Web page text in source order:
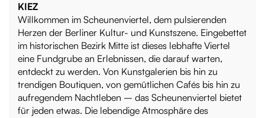
KIEZ
Willkommen im Scheunenviertel, dem pulsierenden
Herzen der Berliner Kultur- und Kunstszene. Eingebettet
im historischen Bezirk Mitte ist dieses lebhafte Viertel
eine Fundgrube an Erlebnissen, die darauf warten,
entdeckt zu werden. Von Kunstgalerien bis hin zu
trendigen Boutiquen, von gemütlichen Cafés bis hin zu
aufregendem Nachtleben – das Scheunenviertel bietet
für jeden etwas. Die lebendige Atmosphäre des